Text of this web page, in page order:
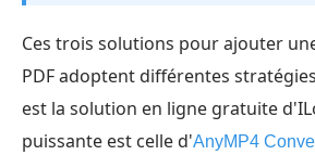
Ces trois solutions pour ajouter
PDF adoptent différentes
est la solution en ligne gratuite
puissante est celle d'AnyMP4